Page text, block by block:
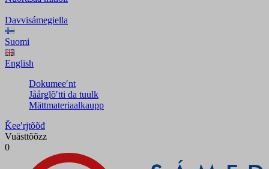
Davvisámegiella
Suomi
English
Dokumeeʹnt
Jåårǥlõʹtti da tuulk
Mättmateriaalkaupp
Ǩeeʹrjtõõđ
Vuästtõõzz
0